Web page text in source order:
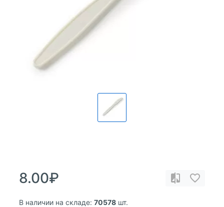
8.00₽
В наличии на складе: 70578 шт.